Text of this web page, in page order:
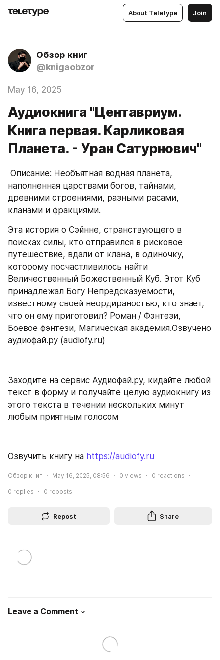
About Teletype Join
Обзор книг
@knigaobzor
May 16, 2025
Аудиокнига "Центавриум.
Книга первая. Карликовая
Планета. - Уран Сатурнович"
наполненная царствами богов, тайнами,
древними строениями, разными расами,
кланами и фракциями.
Эта история о Сэйнне, странствующего в
поисках силы, кто отправился в рисковое
путешествие, вдали от клана, в одиночку,
которому посчастливилось найти
Величественный Божественный Куб. Этот Куб
принадлежал Богу Непредсказуемости,
известному своей неордираностью, кто знает,
что он ему приготовил? Роман / Фэнтези,
Боевое фэнтези, Магическая академия.Озвучено
аудиофай.ру (audiofy.ru)
Заходите на сервис Аудиофай.ру, кидайте любой
текст в форму и получайте целую аудиокнигу из
этого текста в течении нескольких минут
любым приятным голосом
Озвучить книгу на https://audiofy.ru
Обзор книг May 16, 2025, 08:56 0 views 0 reactions
0 replies 0 reposts
Repost Share
Leave a Comment